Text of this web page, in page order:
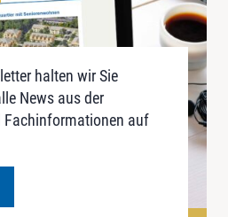
halten wir Sie
News aus der
Fachinformationen auf